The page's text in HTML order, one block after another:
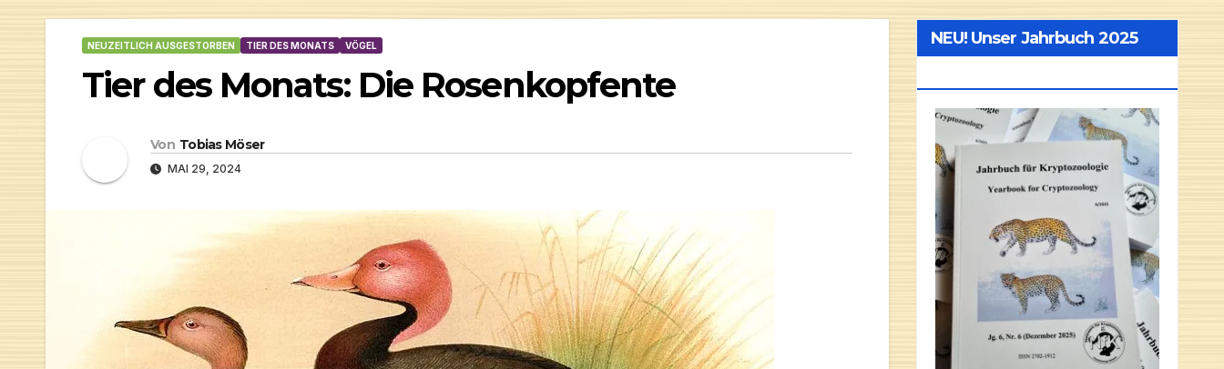
NEUZEITLICH AUSGESTORBEN TIER DES MONATS VÖGEL
Tier des Monats: Die Rosenkopfente
Von Tobias Möser
MAI 29, 2024
NEU! Unser Jahrbuch 2025